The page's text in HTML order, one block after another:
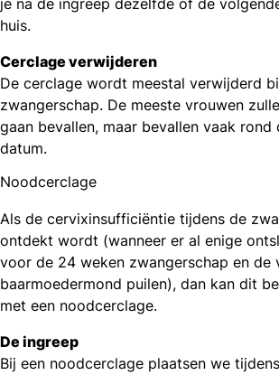
je na de ingreep dezelfde of de
huis.
Cerclage verwijderen
De cerclage wordt meestal verwijderd
zwangerschap. De meeste vrouwen
gaan bevallen, maar bevallen vaak rond
datum.
Noodcerclage
Als de cervixinsufficiëntie tijdens de
ontdekt wordt (wanneer er al enige
voor de 24 weken zwangerschap en de
baarmoedermond puilen), dan kan dit
met een noodcerclage.
De ingreep
Bij een noodcerclage plaatsen we